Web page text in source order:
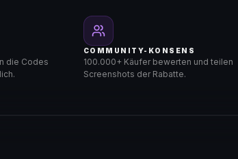
die Codes
COMMUNITY-KONSENS
100.000+ Käufer bewerten und teilen
Screenshots der Rabatte.